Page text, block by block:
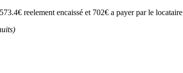
reelement encaissé et 702€ a payer par le locataire